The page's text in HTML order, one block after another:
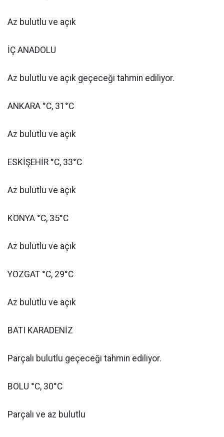
Az bulutlu ve açık
İÇ ANADOLU
Az bulutlu ve açık geçeceği tahmin ediliyor.
ANKARA °C, 31°C
Az bulutlu ve açık
ESKİŞEHİR °C, 33°C
Az bulutlu ve açık
KONYA °C, 35°C
Az bulutlu ve açık
YOZGAT °C, 29°C
Az bulutlu ve açık
BATI KARADENİZ
Parçalı bulutlu geçeceği tahmin ediliyor.
BOLU °C, 30°C
Parçalı ve az bulutlu